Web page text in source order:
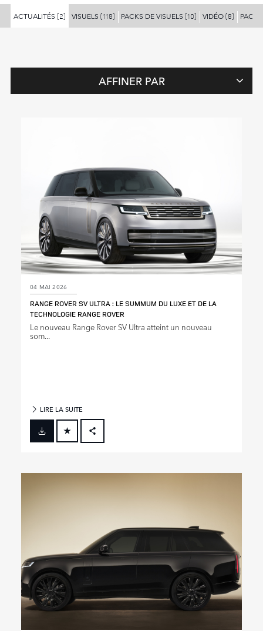
ACTUALITÉS (2) VISUELS (118) PACKS DE VISUELS (10) VIDÉO(8)
AFFINER PAR
04 MAI 2026
RANGE ROVER SV ULTRA : LE SUMMUM DU LUXE ET DE LA
TECHNOLOGIE RANGE ROVER
Le nouveau Range Rover SV Ultra atteint un nouveau
som...
LIRE LA SUITE
FACEBOOK